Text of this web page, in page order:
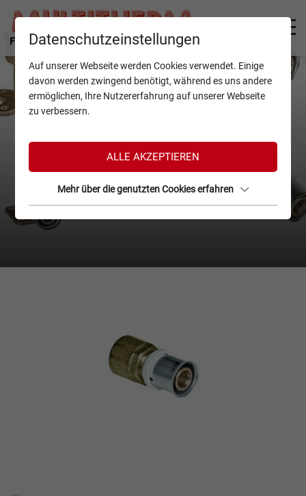
Datenschutzeinstellungen
Auf unserer Webseite werden Cookies verwendet. Einige
davon werden zwingend benötigt, während es uns andere
ermöglichen, Ihre Nutzererfahrung auf unserer Webseite
zu verbessern.
ALLE AKZEPTIEREN
Mehr über die genutzten Cookies erfahren